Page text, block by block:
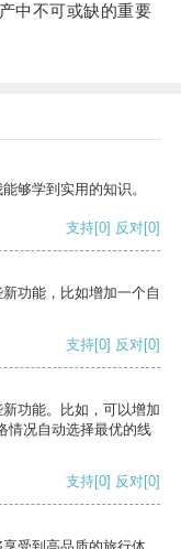
中不可或缺的重要
够学到实用的知识。
支持[0] 反对[0]
功能，比如增加一个自
支持[0] 反对[0]
功能。比如，可以增加
情况自动选择最优的线
支持[0] 反对[0]